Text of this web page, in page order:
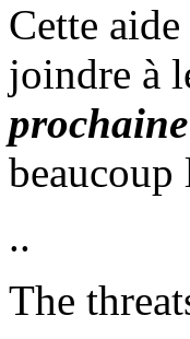
Cette
joindre à
beaucoup
..
The